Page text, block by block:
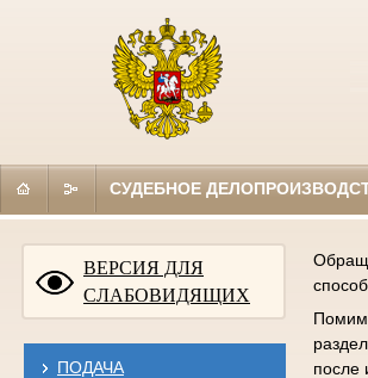
СУДЕБНОЕ
ВЕРСИЯ ДЛЯ
СЛАБОВИДЯЩИХ
ПОДАЧА
после